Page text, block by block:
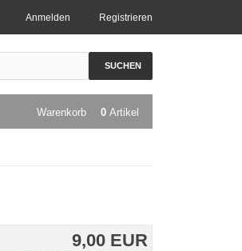
Registrieren
Anmelden
SUCHEN
Warenkorb 0 Artikel
9,00 EUR